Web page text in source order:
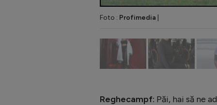
Foto : Profimedia
Reghecampf: Păi, hai să ne